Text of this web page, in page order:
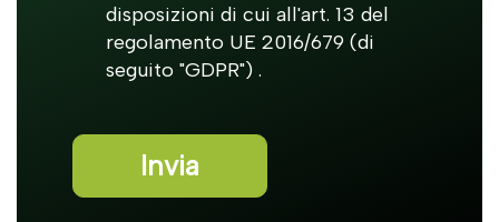
disposizioni di cui all'art. 13 del
regolamento UE 2016/679 (di
seguito "GDPR") .